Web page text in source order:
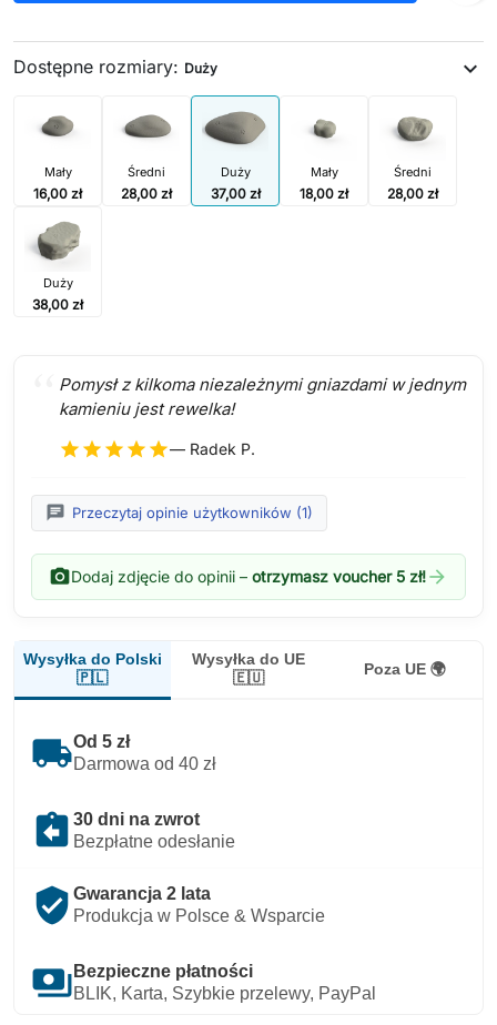
Dostępne rozmiary: Duży expand_more
Mały
16,00 zł
Średni
28,00 zł
Duży
37,00 zł
Mały
18,00 zł
Średni
28,00 zł
Duży
38,00 zł
Pomysł z kilkoma niezależnymi gniazdami w jednym
kamieniu jest rewelka!
star star star star star— Radek P.
chat Przeczytaj opinie użytkowników (1)
photo_cameraDodaj zdjęcie do opinii – otrzymasz voucher 5 zł!arrow_forward
Wysyłka do Polski
🇵🇱
Wysyłka do UE
🇪🇺
Poza UE 🌍
local_shippingOd 5 zł
Darmowa od 40 zł
assignment_return 30 dni na zwrot
Bezpłatne odesłanie
verified_user Gwarancja 2 lata
Produkcja w Polsce & Wsparcie
payments Bezpieczne płatności
BLIK, Karta, Szybkie przelewy, PayPal